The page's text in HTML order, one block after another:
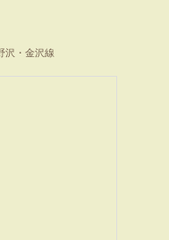
・金沢線